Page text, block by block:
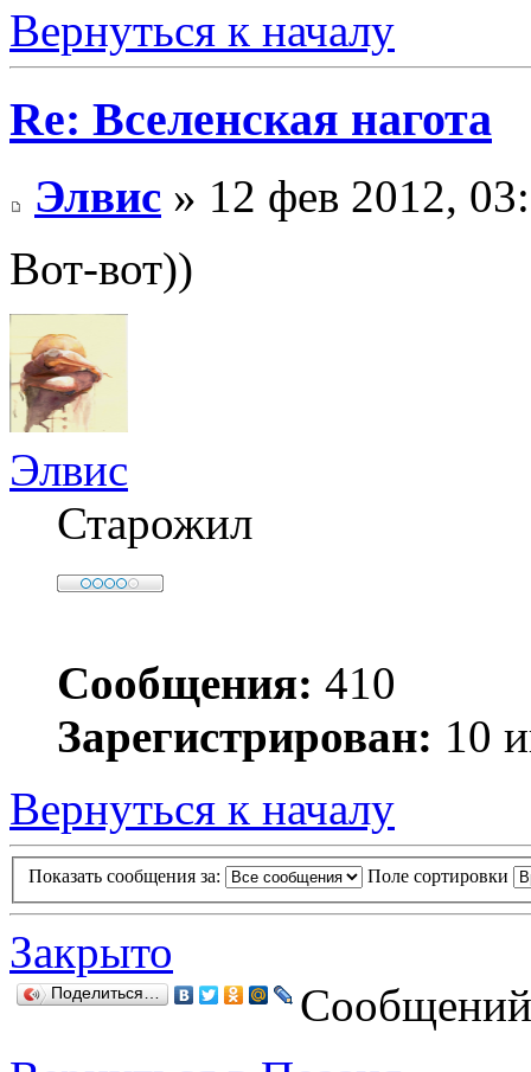
Вернуться к началу
Re: Вселенская нагота
Элвис » 12 фев 2012,
Вот-вот))
Элвис
Старожил
Сообщения: 410
Зарегистрирован: 10
Вернуться к началу
Показать сообщения за: Поле сортировки
Закрыто
Поделиться…